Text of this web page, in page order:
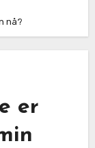
nå?
er